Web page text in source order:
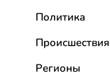
Политика
Происшествия
Регионы